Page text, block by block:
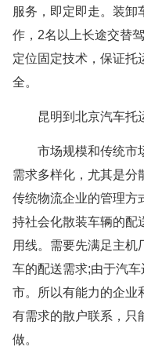
服务，即定即走。装卸
作，2名以上长途交替
定位固定技术，保证托
全。
昆明到北京汽车托
市场规模和传统市场
需求多样化，尤其是分
传统物流企业的管理方
持社会化散装车辆的配
用线。需要先满足主机
车的配送需求;由于汽
市。所以有能力的企业
有需求的散户联系，只
做。